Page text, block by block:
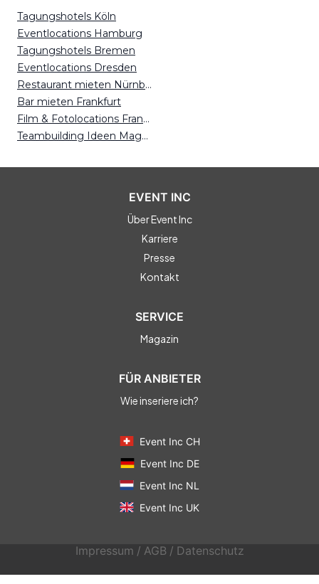
Tagungshotels Köln
Eventlocations Hamburg
Tagungshotels Bremen
Eventlocations Dresden
Restaurant mieten Nürnberg
Bar mieten Frankfurt
Film & Fotolocations Frankfurt
Teambuilding Ideen Magdeburg
EVENT INC
Über Event Inc
Karriere
Presse
Kontakt
SERVICE
Magazin
FÜR ANBIETER
Wie inseriere ich?
Event Inc CH
Event Inc DE
Event Inc NL
Event Inc UK
Impressum / AGB / Datenschutz